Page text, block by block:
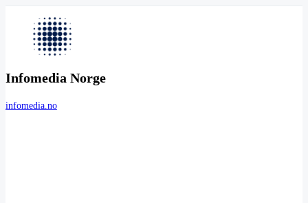
Infomedia Norge
infomedia.no